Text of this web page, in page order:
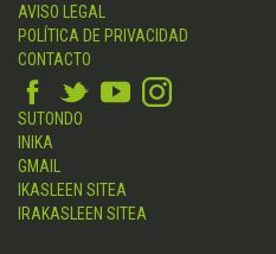
AVISO LEGAL
POLÍTICA DE PRIVACIDAD
CONTACTO
SUTONDO
INIKA
GMAIL
IKASLEEN SITEA
IRAKASLEEN SITEA